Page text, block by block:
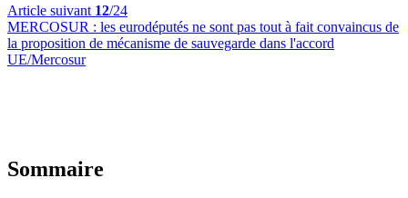
Article suivant 12/24
MERCOSUR : les eurodéputés ne sont pas tout à fait convaincus de
la proposition de mécanisme de sauvegarde dans l'accord
UE/Mercosur
Sommaire